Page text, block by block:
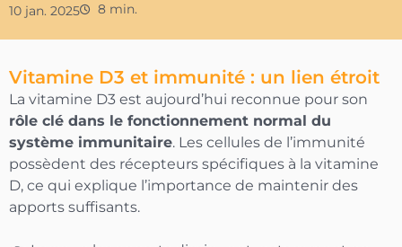
10 jan. 2025 8 min.
Vitamine D3 et immunité : un lien étroit
La vitamine D3 est aujourd’hui reconnue pour son
rôle clé dans le fonctionnement normal du
système immunitaire. Les cellules de l’immunité
possèdent des récepteurs spécifiques à la vitamine
D, ce qui explique l’importance de maintenir des
apports suffisants.